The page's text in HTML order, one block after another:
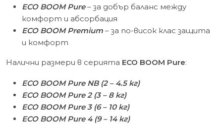
ECO BOOM Pure – за добър баланс между
комфорт и абсорбация
ECO BOOM Premium – за по-висок клас защита
и комфорт
Налични размери в серията ECO BOOM Pure:
ECO BOOM Pure NB (2 – 4.5 кг)
ECO BOOM Pure 2 (3 – 8 кг)
ECO BOOM Pure 3 (6 – 10 кг)
ECO BOOM Pure 4 (9 – 14 кг)